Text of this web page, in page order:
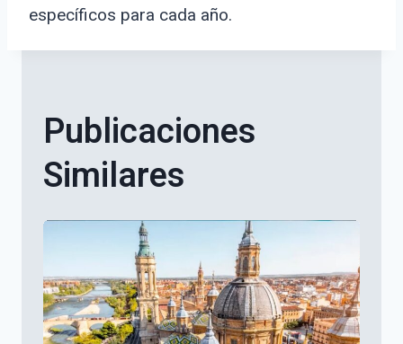
específicos para cada año.
Publicaciones
Similares